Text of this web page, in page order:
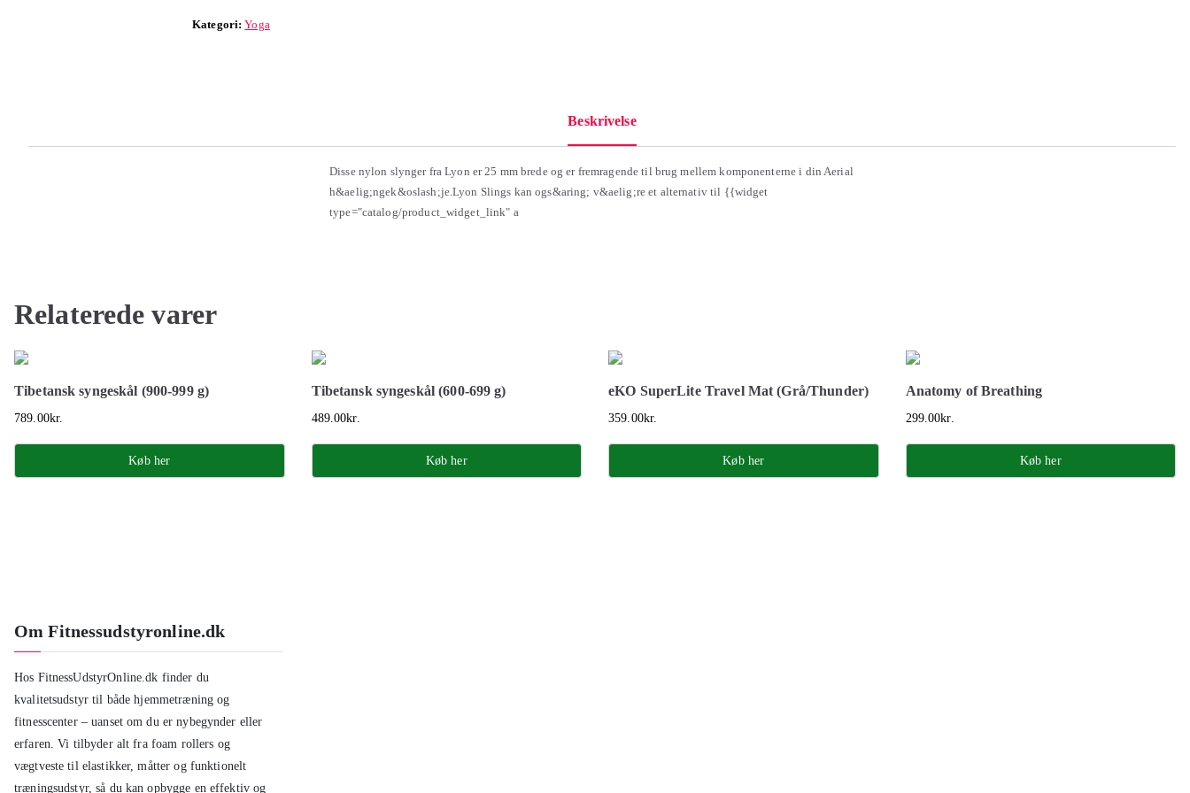
Kategori:Yoga
Beskrivelse
Disse nylon slynger fra Lyon er 25 mm brede og er fremragende til brug mellem komponenterne i din Aerial
h&aelig;ngek&oslash;je.Lyon Slings kan ogs&aring; v&aelig;re et alternativ til {{widget
type="catalog/product_widget_link" a
Relaterede varer
Tibetansk syngeskål (900-999 g)
789.00kr.
Køb her
Tibetansk syngeskål (600-699 g)
489.00kr.
Køb her
eKO SuperLite Travel Mat (Grå/Thunder)
359.00kr.
Køb her
Anatomy of Breathing
299.00kr.
Køb her
Om Fitnessudstyronline.dk
Hos FitnessUdstyrOnline.dk finder du
kvalitetsudstyr til både hjemmetræning og
fitnesscenter – uanset om du er nybegynder eller
erfaren. Vi tilbyder alt fra foam rollers og
vægtveste til elastikker, måtter og funktionelt
træningsudstyr, så du kan opbygge en effektiv og